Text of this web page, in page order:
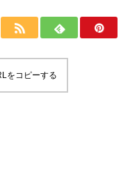
をコピーする